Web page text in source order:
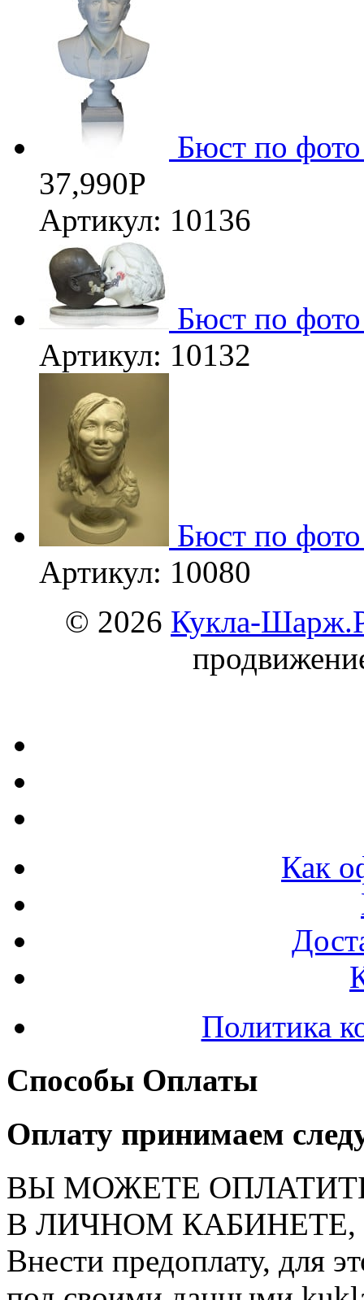
Бюст по
37,990Р
Артикул: 10136
Бюст по
Артикул: 10132
Бюст по
Артикул: 10080
© 2026 Кукла-
Как
Политика
Способы Оплаты
Оплату принимаем
ВЫ МОЖЕТЕ
В ЛИЧНОМ КАБИНЕТЕ,
Внести предоплату, для